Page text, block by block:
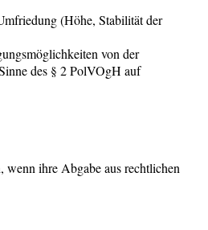
(Höhe, Stabilität der
von der
des § 2 PolVOgH auf
wenn ihre Abgabe aus rechtlichen